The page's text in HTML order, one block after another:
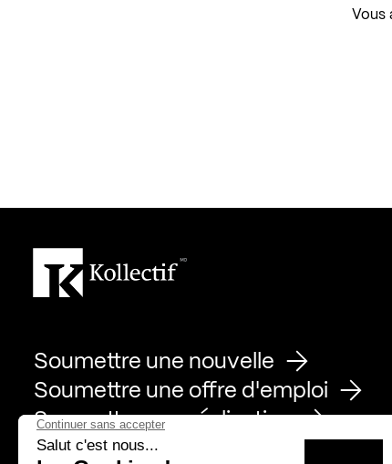
Vous
Soumettre une nouvelle
Soumettre une offre d'emploi
Soumettre une réalisation